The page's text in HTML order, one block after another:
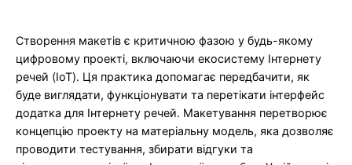
Створення макетів є критичною фазою у будь-якому
цифровому проекті, включаючи екосистему Інтернету
речей (IoT). Ця практика допомагає передбачити, як
буде виглядати, функціонувати та перетікати інтерфейс
додатка для Інтернету речей. Макетування перетворює
концепцію проекту на матеріальну модель, яка дозволяє
проводити тестування, збирати відгуки та